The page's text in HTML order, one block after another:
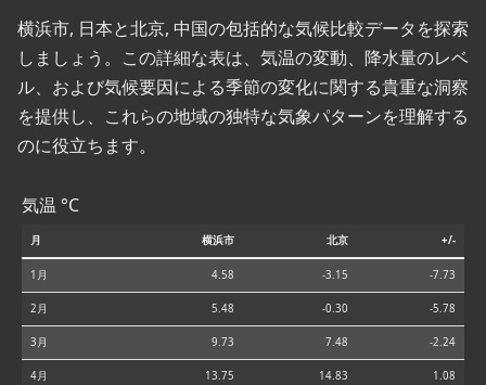
横浜市, 日本と北京, 中国の包括的な気候比較データを探索
しましょう。この詳細な表は、気温の変動、降水量のレベ
ル、および気候要因による季節の変化に関する貴重な洞察
を提供し、これらの地域の独特な気象パターンを理解する
のに役立ちます。
気温 °C
月 横浜市 北京 +/-
1月 4.58 -3.15 -7.73
2月 5.48 -0.30 -5.78
3月 9.73 7.48 -2.24
4月 13.75 14.83 1.08